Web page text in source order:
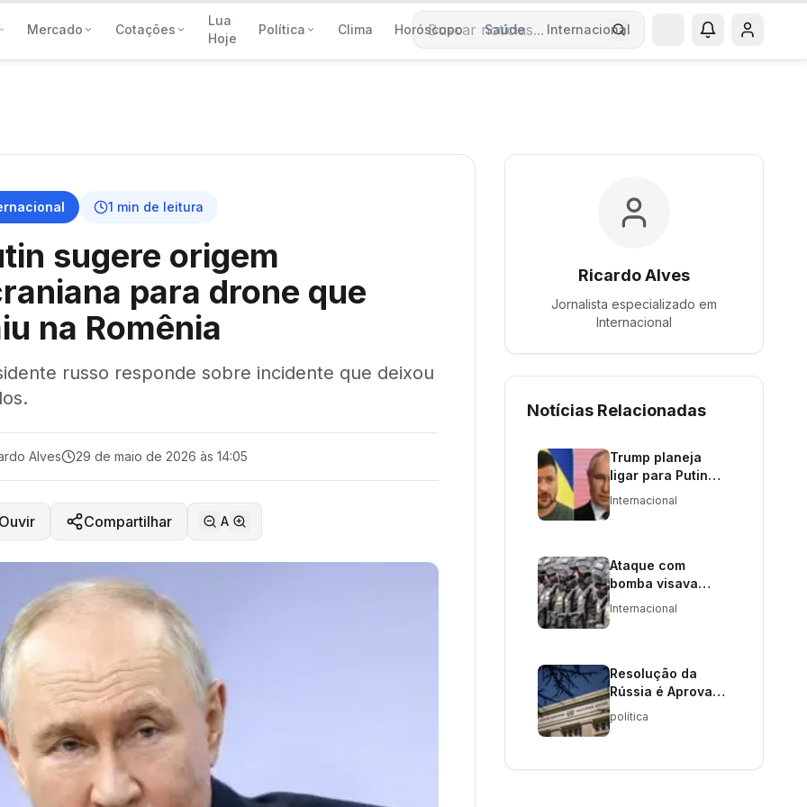
Mercado Cotações
Lua
Hoje
Política Clima Horóscopo Saúde Internacional
Buscar notícias
1 min de leitura
sugere origem
para drone que
na Romênia
russo responde sobre incidente que deixou
Alves 29 de maio de 2026 às 14:05
Compartilhar A
Ricardo Alves
Jornalista especializado em
Internacional
Notícias Relacionadas
Trump planeja
ligar para Putin
após encontro
Internacional
Ataque com
bomba visava
comandante russo
Internacional
Resolução da
Rússia é Aprovada
no Conselho de
Direitos Humanos
política